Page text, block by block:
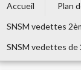
Accueil Plan
SNSM vedettes
SNSM vedettes de